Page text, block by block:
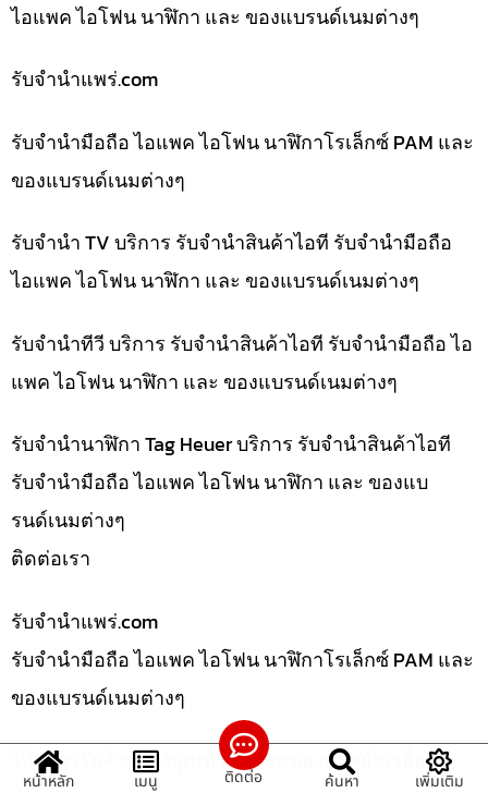
ไอแพค ไอโฟน นาฬิกา และ ของแบรนด์เนมต่างๆ
รับจํานําแพร่.com
รับจำนำมือถือ ไอแพค ไอโฟน นาฬิกาโรเล็กซ์ PAM และ
ของแบรนด์เนมต่างๆ
รับจำนำ TV บริการ รับจำนำสินค้าไอที รับจำนำมือถือ
ไอแพค ไอโฟน นาฬิกา และ ของแบรนด์เนมต่างๆ
รับจำนำทีวี บริการ รับจำนำสินค้าไอที รับจำนำมือถือ ไอ
แพค ไอโฟน นาฬิกา และ ของแบรนด์เนมต่างๆ
รับจำนำนาฬิกา Tag Heuer บริการ รับจำนำสินค้าไอที
รับจำนำมือถือ ไอแพค ไอโฟน นาฬิกา และ ของแบ
รนด์เนมต่างๆ
ติดต่อเรา
รับจํานําแพร่.com
รับจำนำมือถือ ไอแพค ไอโฟน นาฬิกาโรเล็กซ์ PAM และ
ของแบรนด์เนมต่างๆ
ให้ราคารับจำนำสูงสุดเท่าที่สภาพของทรัพย์จะเอื้อ
หน้าหลัก เมนู ติดต่อ ค้นหา เพิ่มเติม